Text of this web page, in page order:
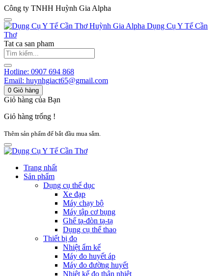
Công ty TNHH Huỳnh Gia Alpha
Huỳnh Gia Alpha Dụng Cụ Y Tế Cần
Thơ
Tat ca san pham
Hotline: 0907 694 868
Email: huynhgiact65@gmail.com
0 Giỏ hàng
Giỏ hàng của Bạn
Giỏ hàng trống !
Thêm sản phẩm để bắt đầu mua sắm.
Trang nhất
Sản phẩm
Dụng cụ thể dục
Xe đạp
Máy chạy bộ
Máy tập cơ bụng
Ghế tạ-đòn tạ-tạ
Dụng cụ thể thao
Thiết bị đo
Nhiệt ẩm kế
Máy đo huyết áp
Máy đo đường huyết
Nhiệt kế đo thân nhiệt